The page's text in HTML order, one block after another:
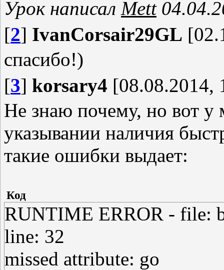
Урок написал Mett
[2] IvanCorsair29GL
спасибо!)
[3] korsary4 [08.08.2014,
Не знаю почему, но вот у
указывании наличия
такие ошибки выдает:
Код
RUNTIME ERROR - file:
line: 32
missed attribute: go